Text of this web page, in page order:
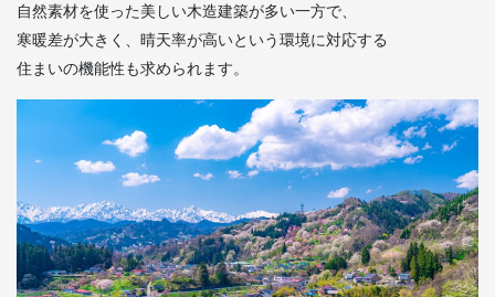
自然素材を使った美しい木造建築が多い一方で、
寒暖差が大きく、晴天率が高いという環境に対応する
住まいの機能性も求められます。